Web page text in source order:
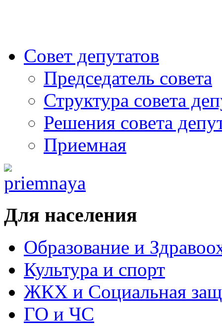
Совет депутатов
Председатель совета
Структура совета
Решения совета
Приемная
Для населения
Образование и
Культура и спорт
ЖКХ и Социальная
ГО и ЧС